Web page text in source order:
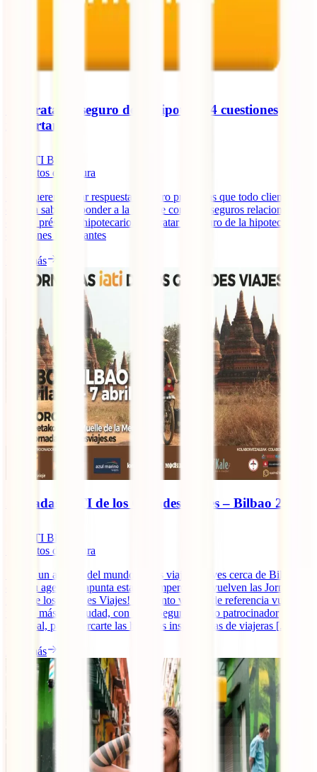
Contratar el seguro de la hipoteca: 4 cuestiones
importantes
IATI Blog
minutos de lectura
Hoy queremos dar respuesta a cuatro preguntas que todo cliente
debería saber responder a la hora de contratar seguros relacionados
con un préstamo hipotecario. Contratar el seguro de la hipoteca: 4
cuestiones importantes
Leer más
Jornadas IATI de los Grandes Viajes – Bilbao 2019
IATI Blog
minutos de lectura
Si eres un amante del mundo de los viajes y vives cerca de Bilbao,
coge tu agenda y apunta esta cita imperdible: ¡vuelven las Jornadas
IATI de los Grandes Viajes! El evento viajero de referencia vuelve
un año más a la ciudad, con IATI Seguros como patrocinador
principal, para acercarte las historias inspiradoras de viajeras [...]
Leer más